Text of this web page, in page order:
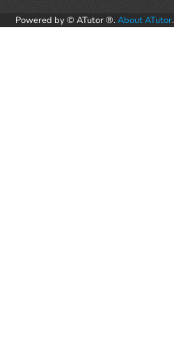
Powered by © ATutor ®. About ATutor.